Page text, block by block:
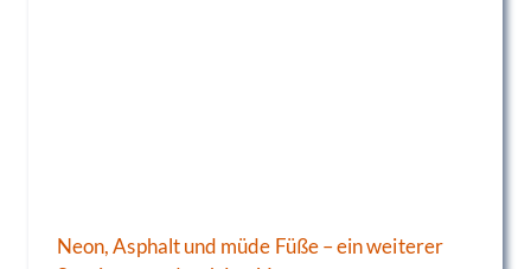
Neon, Asphalt und müde Füße – ein weiterer